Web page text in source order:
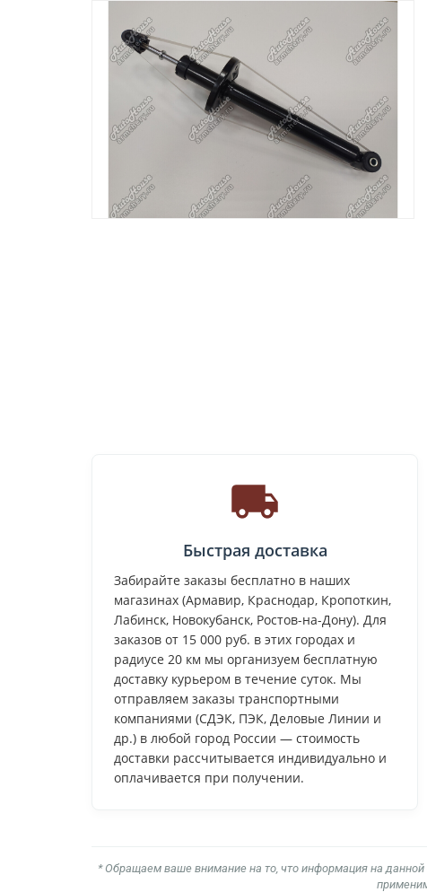
Быстрая доставка
Забирайте заказы бесплатно в наших
магазинах (Армавир, Краснодар, Кропоткин,
Лабинск, Новокубанск, Ростов-на-Дону). Для
заказов от 15 000 руб. в этих городах и
радиусе 20 км мы организуем бесплатную
доставку курьером в течение суток. Мы
отправляем заказы транспортными
компаниями (СДЭК, ПЭК, Деловые Линии и
др.) в любой город России — стоимость
доставки рассчитывается индивидуально и
оплачивается при получении.
* Обращаем ваше внимание на то, что информация на данной